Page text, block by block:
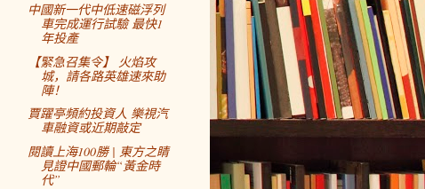
中國新一代中低速磁浮列
車完成運行試驗 最快1
年投產
【緊急召集令】 火焰攻
城，請各路英雄速來助
陣！
賈躍亭頻約投資人 樂視汽
車融資或近期敲定
閱讀上海100勝 | 東方之睛
見證中國郵輪“黃金時
代”